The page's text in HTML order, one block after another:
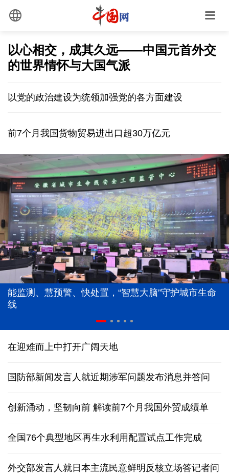
以心相交，成其久远——中国元首外交
的世界情怀与大国气派
以党的政治建设为统领加强党的各方面建设
前7个月我国货物贸易进出口超30万亿元
能监测、慧预警、快处置，“智慧大脑”守护城市生命
线
在迎难而上中打开广阔天地
国防部新闻发言人就近期涉军问题发布消息并答问
创新涌动，坚韧向前 解读前7个月我国外贸成绩单
全国76个典型地区再生水利用配置试点工作完成
外交部发言人就日本主流民意鲜明反核立场答记者问